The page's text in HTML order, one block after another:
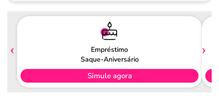
Pagamento
Empréstimo
Saque-Aniversário
Simule agora